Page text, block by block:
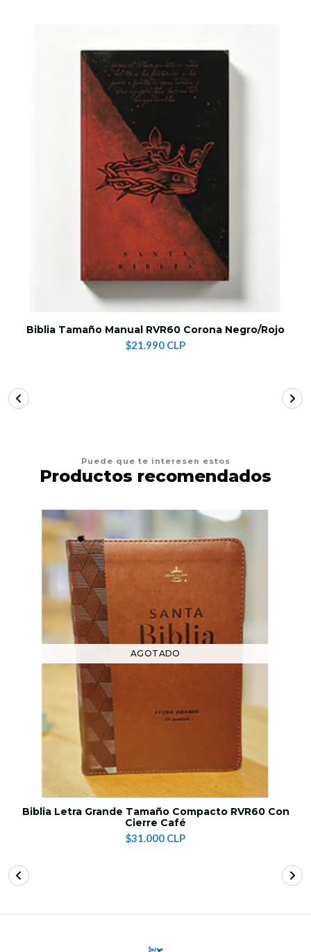
Biblia Tamaño Manual RVR60 Corona Negro/Rojo
$21.990 CLP
Puede que te interesen estos
Productos recomendados
AGOTADO
Biblia Letra Grande Tamaño Compacto RVR60 Con
Cierre Café
$31.000 CLP